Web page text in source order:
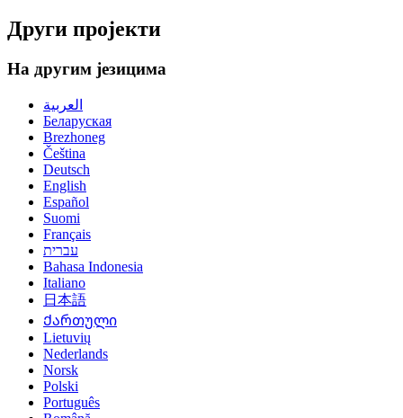
Други пројекти
На другим језицима
العربية
Беларуская
Brezhoneg
Čeština
Deutsch
English
Español
Suomi
Français
עברית
Bahasa Indonesia
Italiano
日本語
Ქართული
Lietuvių
Nederlands
Norsk
Polski
Português